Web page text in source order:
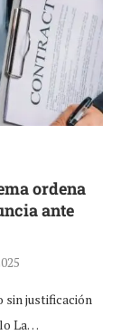
ordena
ante
sin justificación
La…